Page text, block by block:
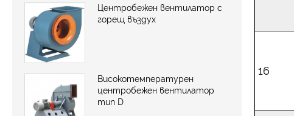
Центробежен вентилатор с
горещ въздух
Високотемпературен
центробежен вентилатор
тип D
16